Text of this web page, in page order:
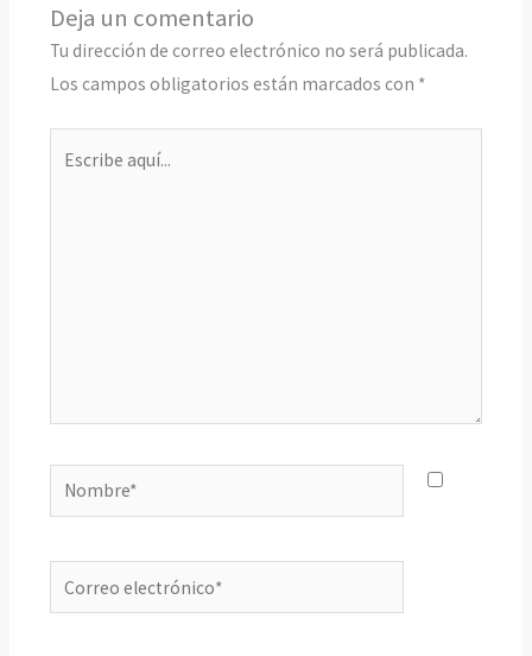
Deja un comentario
Tu dirección de correo electrónico no será publicada.
Los campos obligatorios están marcados con *
Nombre*
Correo
electrónico*